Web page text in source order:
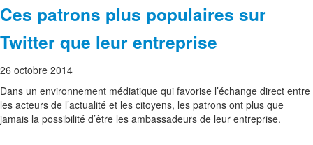
Ces patrons plus populaires sur
Twitter que leur entreprise
26 octobre 2014
Dans un environnement médiatique qui favorise l’échange direct entre
les acteurs de l’actualité et les citoyens, les patrons ont plus que
jamais la possibilité d’être les ambassadeurs de leur entreprise.